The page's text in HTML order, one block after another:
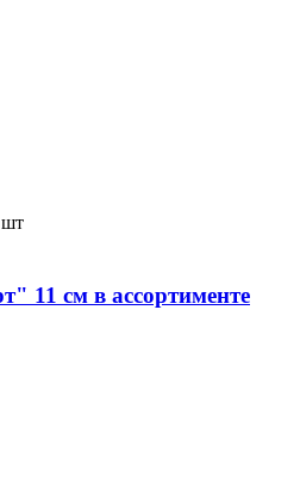
шт
11 см в ассортименте